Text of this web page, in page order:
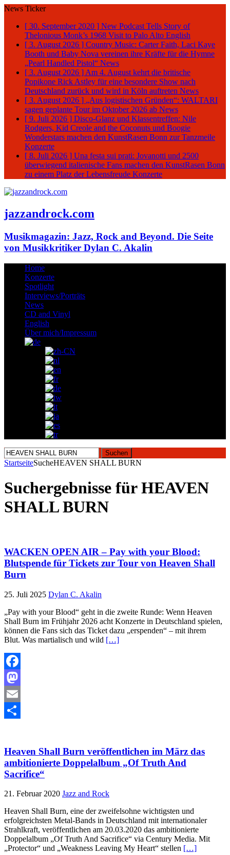
News Ticker
[ 30. September 2020 ] New Podcast Tells Story of
Thelonious Monk’s 1968 Visit to Palo Alto English
[ 3. August 2026 ] Country Music: Carter Faith, Laci Kaye
Booth und Baby Nova vereinen ihre Kräfte für die Hymne
„Pearl Handled Pistol“ News
[ 3. August 2026 ] Am 4. August kehrt die britische
Popikone Rick Astley für eine besondere Show nach
Deutschland zurück und wird in Köln auftreten News
[ 3. August 2026 ] „Aus logistischen Gründen“: WALTARI
sagen geplante Tour im Oktober 2026 ab News
[ 9. Juli 2026 ] Disco-Glanz und Klassentreffen: Nile
Rodgers, Kid Creole and the Coconuts und Boogie
Wonderstars machen den KunstRasen Bonn zur Tanzmeile
Konzerte
[ 8. Juli 2026 ] Una festa sui prati: Jovanotti und 2500
überwiegend italienische Fans machen den KunstRasen Bonn
zu einem Platz der Lebensfreude Konzerte
jazzandrock.com
Musikmagazin: Jazz, Rock and Beyond. Die Seite
von Musikkritiker Dylan C. Akalin
Home
Konzerte
Spotlight
Interviews/Porträts
News
CD and Vinyl
English
Über mich/Impressum
Suchen
nach:
StartseiteSucheHEAVEN SHALL BURN
Suchergebnisse fürHEAVEN
SHALL BURN
WACKEN OPEN AIR – Pay with your Blood:
Blutspende für Tickets zur Tour von Heaven Shall
Burn
25. Juli 2025 Dylan C. Akalin
„Pay with your Blood“ geht in die zweite Runde: Wenn Heaven
Shall Burn im Frühjahr 2026 acht Konzerte in Deutschland spielen,
können die Fans sich das Ticket dazu „erspenden“ – mit ihrem
Blut. Was martialisch und wild […]
Facebook
Mastodon
Email
Heaven Shall Burn veröffentlichen im März das
ambitionierte Doppelalbum „Of Truth And
Sacrifice“
21. Februar 2020 Jazz and Rock
Heaven Shall Burn, eine der zweifelsohne wichtigsten und
erfolgreichsten Metal-Bands in Deutschland mit internationaler
Strahlkraft, veröffentlichen am 20.03.2020 das ambitionierte
Doppelalbum „Of Truth And Sacrifice“ via Century Media. Mit
„Protector“ und „Weakness Leaving My Heart“ stellen […]